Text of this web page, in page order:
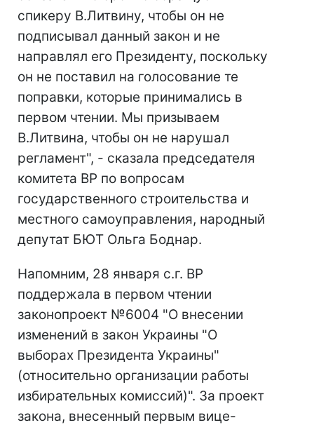
спикеру В.Литвину, чтобы он не
подписывал данный закон и не
направлял его Президенту, поскольку
он не поставил на голосование те
поправки, которые принимались в
первом чтении. Мы призываем
В.Литвина, чтобы он не нарушал
регламент", - сказала председателя
комитета ВР по вопросам
государственного строительства и
местного самоуправления, народный
депутат БЮТ Ольга Боднар.
Напомним, 28 января с.г. ВР
поддержала в первом чтении
законопроект №6004 "О внесении
изменений в закон Украины "О
выборах Президента Украины"
(относительно организации работы
избирательных комиссий)". За проект
закона, внесенный первым вице-